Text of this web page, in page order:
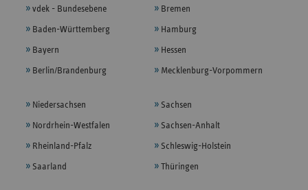
vdek - Bundesebene
Baden-Württemberg
Bayern
Berlin/Brandenburg
Bremen
Hamburg
Hessen
Mecklenburg-Vorpommern
Niedersachsen
Nordrhein-Westfalen
Rheinland-Pfalz
Saarland
Sachsen
Sachsen-Anhalt
Schleswig-Holstein
Thüringen